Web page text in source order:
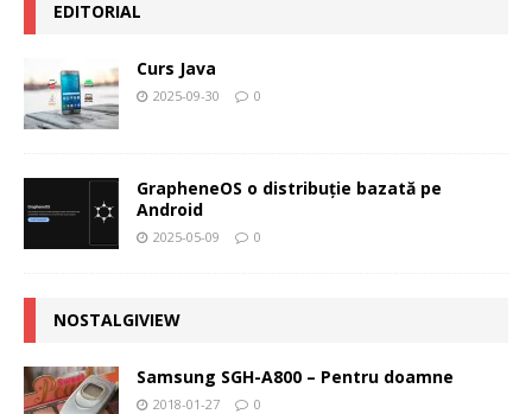
EDITORIAL
Curs Java
2025-09-30 0
GrapheneOS o distribuție bazată pe
Android
2025-05-09 0
NOSTALGIVIEW
Samsung SGH-A800 – Pentru doamne
2018-01-27 0